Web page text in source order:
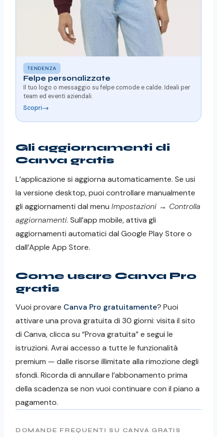
TENDENZA
Felpe personalizzate
Il tuo logo o messaggio su felpe comode e calde. Ideali per
team ed eventi aziendali.
Scopri
Gli aggiornamenti di
Canva gratis
L’applicazione si aggiorna automaticamente. Se usi
la versione desktop, puoi controllare manualmente
gli aggiornamenti dal menu Impostazioni → Controlla
aggiornamenti. Sull’app mobile, attiva gli
aggiornamenti automatici dal Google Play Store o
dall’Apple App Store.
Come usare Canva Pro
gratis
Vuoi provare Canva Pro gratuitamente? Puoi
attivare una prova gratuita di 30 giorni: visita il sito
di Canva, clicca su “Prova gratuita” e segui le
istruzioni. Avrai accesso a tutte le funzionalità
premium — dalle risorse illimitate alla rimozione degli
sfondi. Ricorda di annullare l’abbonamento prima
della scadenza se non vuoi continuare con il piano a
pagamento.
DOMANDE FREQUENTI SU CANVA GRATIS